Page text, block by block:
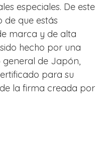
especiales. De este
de que estás
marca y de alta
hecho por una
de Japón,
para su
la firma creada por